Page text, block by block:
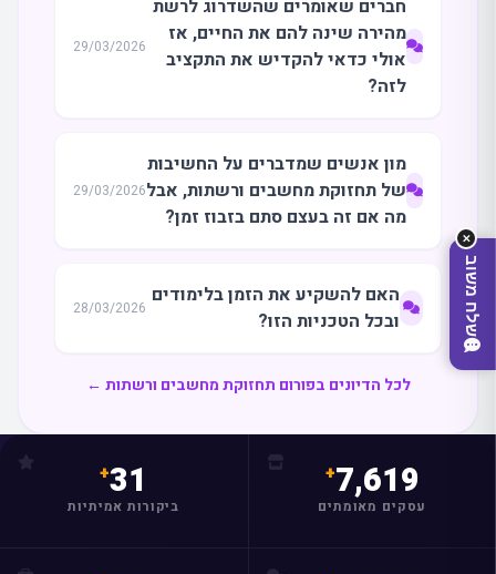
מהמחפשיםהיום?
חברים שאומרים שהשדרוג לרשת
מהירה שינה להם את החיים, אז
אולי כדאי להקדיש את התקציב
לזה?
29/03/2026
מון אנשים שמדברים על החשיבות
של תחזוקת מחשבים ורשתות, אבל
מה אם זה בעצם סתם בזבוז זמן?
29/03/2026
האם להשקיע את הזמן בלימודים
ובכל הטכניות הזו?
28/03/2026
לכל הדיונים בפורום תחזוקת מחשבים ורשתות ←
✕
שלח משוב
7,619
עסקים מאומתים
31
ביקורות אמיתיות